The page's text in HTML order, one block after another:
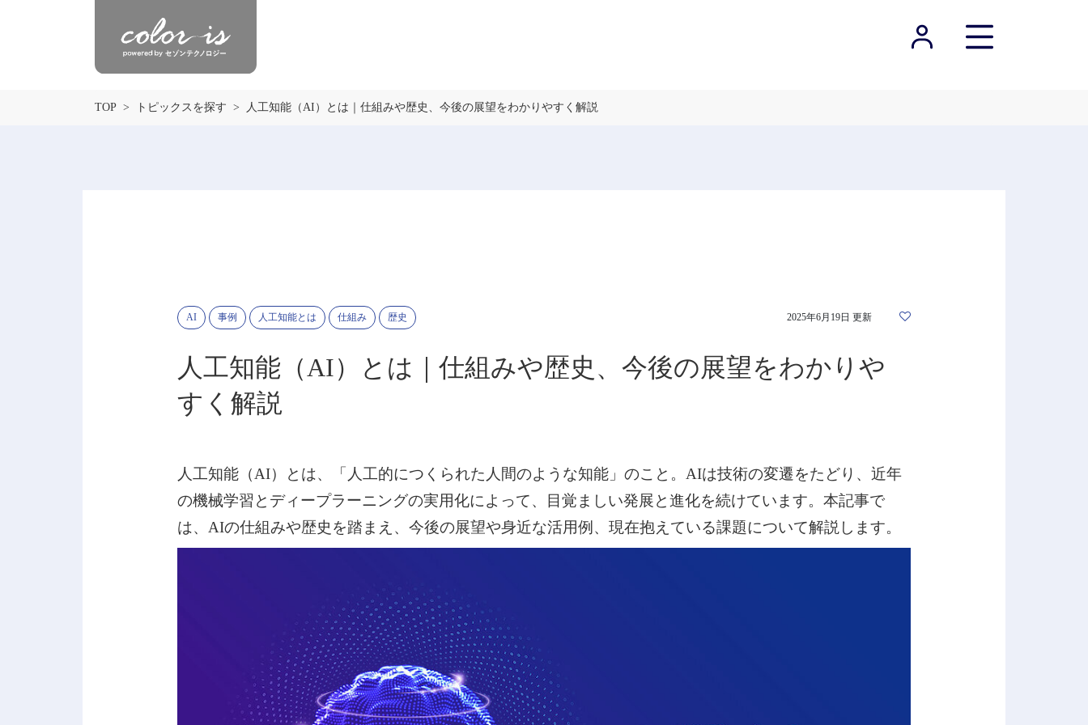
TOP トピックスを探す 人工知能（AI）とは｜仕組みや歴史、今後の展望をわかりやすく解説
AI 事例 人工知能とは 仕組み 歴史 2025年6月19日 更新
人工知能（AI）とは｜仕組みや歴史、今後の展望をわかりや
すく解説
人工知能（AI）とは、「人工的につくられた人間のような知能」のこと。AIは技術の変遷をたどり、近年
の機械学習とディープラーニングの実用化によって、目覚ましい発展と進化を続けています。本記事で
は、AIの仕組みや歴史を踏まえ、今後の展望や身近な活用例、現在抱えている課題について解説します。